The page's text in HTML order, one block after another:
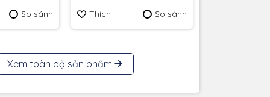
So sánh
nămThích
So sánh
Xem toàn bộ sản phẩm